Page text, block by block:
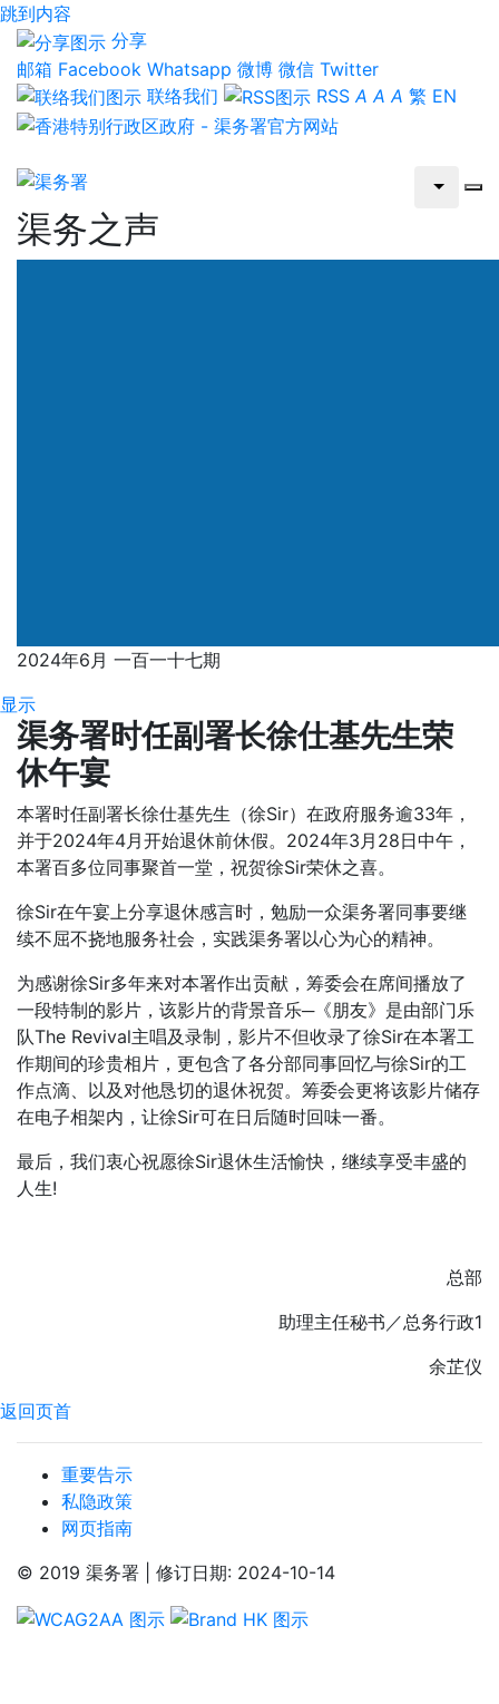
跳到内容
分享
邮箱 Facebook Whatsapp 微博 微信 Twitter
联络我们
RSS A A A 繁 EN
渠务之声
2024年6月 一百一十七期
显示
渠务署时任副署长徐仕基先生荣
休午宴
本署时任副署长徐仕基先生（徐Sir）在政府服务逾33年，
并于2024年4月开始退休前休假。2024年3月28日中午，
本署百多位同事聚首一堂，祝贺徐Sir荣休之喜。
徐Sir在午宴上分享退休感言时，勉励一众渠务署同事要继
续不屈不挠地服务社会，实践渠务署以心为心的精神。
为感谢徐Sir多年来对本署作出贡献，筹委会在席间播放了
一段特制的影片，该影片的背景音乐─《朋友》是由部门乐
队The Revival主唱及录制，影片不但收录了徐Sir在本署工
作期间的珍贵相片，更包含了各分部同事回忆与徐Sir的工
作点滴、以及对他恳切的退休祝贺。筹委会更将该影片储存
在电子相架内，让徐Sir可在日后随时回味一番。
最后，我们衷心祝愿徐Sir退休生活愉快，继续享受丰盛的
人生!
总部
助理主任秘书／总务行政1
余芷仪
返回页首
重要告示
私隐政策
网页指南
© 2019 渠务署 | 修订日期: 2024-10-14